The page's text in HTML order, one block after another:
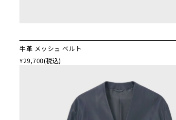
牛革 メッシュ ベルト
¥29,700(税込)